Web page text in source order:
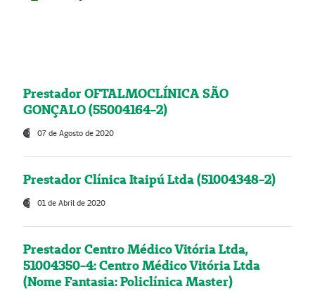
Prestador OFTALMOCLÍNICA SÃO
GONÇALO (55004164-2)
07 de Agosto de 2020
Prestador Clínica Itaipú Ltda (51004348-2)
01 de Abril de 2020
Prestador Centro Médico Vitória Ltda,
51004350-4: Centro Médico Vitória Ltda
(Nome Fantasia: Policlínica Master)